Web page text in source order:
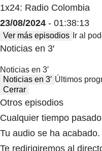
1x24: Radio Colombia
23/08/2024 - 01:38:13
Ver más episodios Ir al
Noticias en 3′
Noticias en 3′
Noticias en 3′ Últimos
Cerrar
Otros episodios
Cualquier tiempo
Tu audio se ha acabado.
Te redirigiremos al